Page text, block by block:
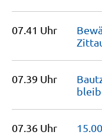
07.41 Uhr
07.39 Uhr
07.36 Uhr